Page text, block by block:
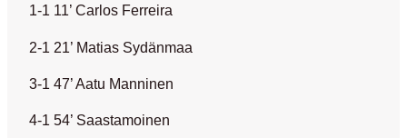
1-1 11’ Carlos Ferreira
2-1 21’ Matias Sydänmaa
3-1 47’ Aatu Manninen
4-1 54’ Saastamoinen